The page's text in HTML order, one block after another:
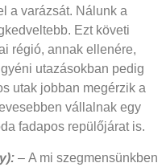
a varázsát. Nálunk a
Ezt követi
régió, annak ellenére,
utazásokban pedig
utak jobban megérzik a
vállalnak egy
fadapos repülőjárat is.
– A mi szegmensünkben